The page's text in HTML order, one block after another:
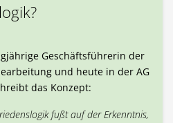
Geschäftsführerin der
und heute in der AG
das Konzept:
fußt auf der Erkenntnis,